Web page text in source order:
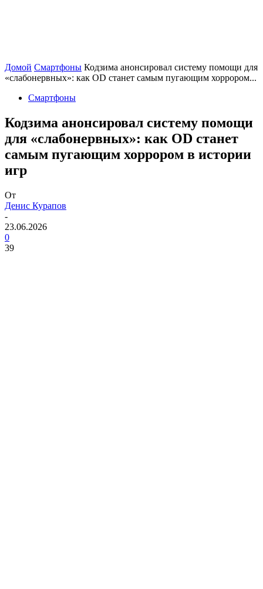
Домой Смартфоны Кодзима анонсировал систему помощи для
«слабонервных»: как OD станет самым пугающим хоррором...
Смартфоны
Кодзима анонсировал систему помощи
для «слабонервных»: как OD станет
самым пугающим хоррором в истории
игр
От
Денис Курапов
-
23.06.2026
0
39